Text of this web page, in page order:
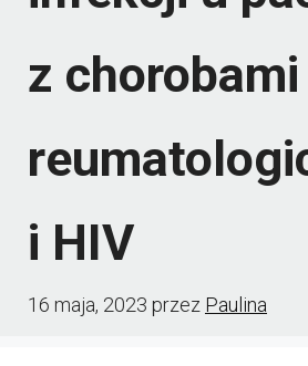
z chorobami
i HIV
16 maja, 2023 przez Paulina